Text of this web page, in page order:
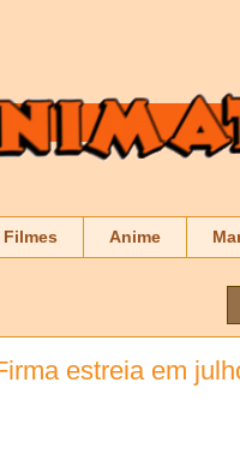
Filmes Anime
estreia em